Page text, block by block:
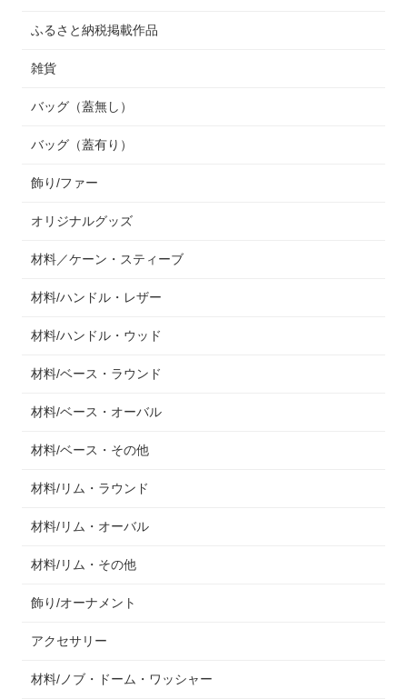
ふるさと納税掲載作品
雑貨
バッグ（蓋無し）
バッグ（蓋有り）
飾り/ファー
オリジナルグッズ
材料／ケーン・スティーブ
材料/ハンドル・レザー
材料/ハンドル・ウッド
材料/ベース・ラウンド
材料/ベース・オーバル
材料/ベース・その他
材料/リム・ラウンド
材料/リム・オーバル
材料/リム・その他
飾り/オーナメント
アクセサリー
材料/ノブ・ドーム・ワッシャー